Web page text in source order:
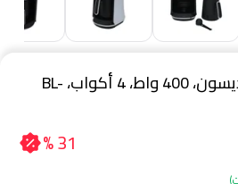
ماكينة قهوة تركية إديسون، 400 واط، 4 أكواب، BL-
31 %